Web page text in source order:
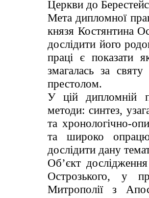
Церкви до
Мета дипломної
князя Костянтина
дослідити його
праці є показати
змагалась за
престолом.
У цій дипломній
методи: синтез,
та хронологічно-
та широко
дослідити дану
Об’єкт
Острозького, у
Митрополії з